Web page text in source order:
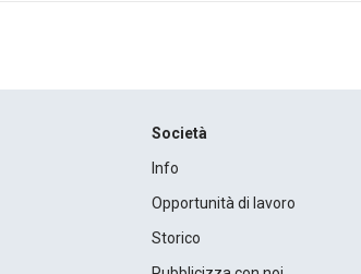
Società
Info
Opportunità di lavoro
Storico